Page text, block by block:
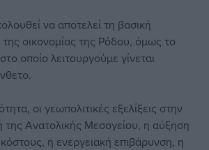
να αποτελεί τη βασική
της οικονομίας της Ρόδου, όμως το
οποίο λειτουργούμε γίνεται
οι γεωπολιτικές εξελίξεις στην
της Ανατολικής Μεσογείου, η αύξηση
η ενεργειακή επιβάρυνση, η